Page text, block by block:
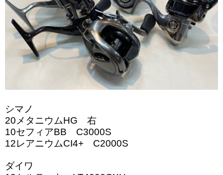
シマノ
20メタニウムHG 右
10セフィアBB C3000S
12レアニウムCI4+ C2000S
ダイワ